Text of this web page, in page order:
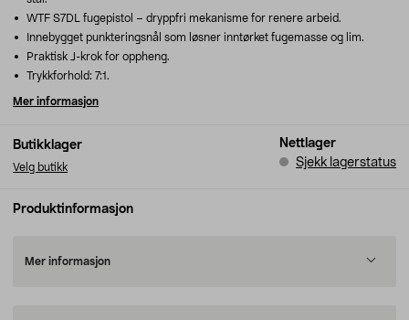
Butikklager
Velg butikk
Nettlager
Sjekk lagerstatus
WTF S7DL fugepistol – dryppfri mekanisme for renere arbeid.
Innebygget punkteringsnål som løsner inntørket fugemasse og lim.
Praktisk J-krok for oppheng.
Trykkforhold: 7:1.
Mer informasjon
Produktinformasjon
Mer informasjon